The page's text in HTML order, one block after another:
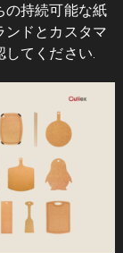
の持続可能な紙
ンドとカスタマ
てください.